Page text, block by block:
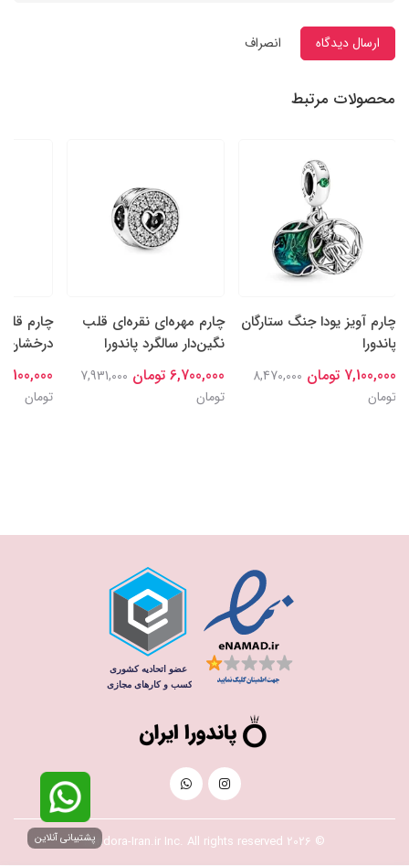
ارسال دیدگاه انصراف
محصولات مرتبط
چارم آویز یودا جنگ ستارگان
پاندورا
7,100,000 تومان
8,470,000
تومان
چارم مهره‌ای نقره‌ای قلب
نگین‌دار سالگرد پاندورا
6,700,000 تومان
7,931,000
تومان
چارم
درخشان
7,100,000 تومان
تومان
© 2026 Pandora-Iran.ir Inc. All rights reserved پشتیبانی آنلاین